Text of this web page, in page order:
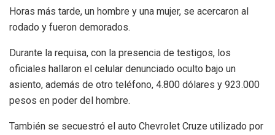
Horas más tarde, un hombre y una mujer, se acercaron al
rodado y fueron demorados.
Durante la requisa, con la presencia de testigos, los
oficiales hallaron el celular denunciado oculto bajo un
asiento, además de otro teléfono, 4.800 dólares y 923.000
pesos en poder del hombre.
También se secuestró el auto Chevrolet Cruze utilizado por